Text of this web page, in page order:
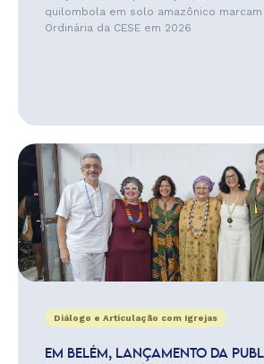
quilombola em solo amazônico
Ordinária da CESE em 2026
Diálogo e Articulação com Igrejas
EM BELÉM, LANÇAMENTO DA